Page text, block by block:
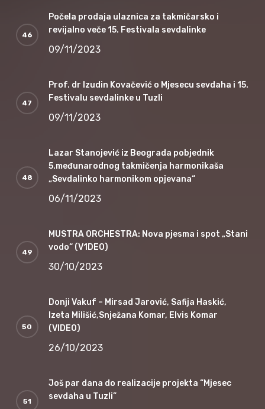
Počela prodaja ulaznica za takmičarsko i
revijalno veče 15. Festivala sevdalinke
09/11/2023
Prof. dr Izudin Kovačević o Mjesecu sevdaha i 15.
Festivalu sevdalinke u Tuzli
09/11/2023
Lazar Stanojević iz Beograda pobjednik
5.međunarodnog takmičenja harmonikaša
„Sevdalinko harmonikom opjevana“
06/11/2023
MUSTRA ORCHESTRA: Nova pjesma i spot „Stani
vodo“ (V1DEO)
30/10/2023
Donji Vakuf – Mirsad Jarović, Safija Haskić,
Izeta Milišić,Snježana Komar, Elvis Komar
(VIDEO)
26/10/2023
Još par dana do realizacije projekta “Mjesec
sevdaha u Tuzli”